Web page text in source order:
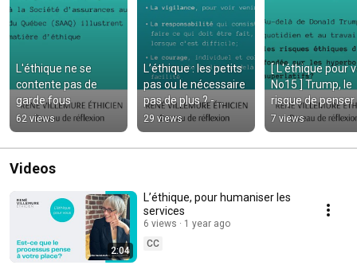
L'éthique ne se
contente pas de
garde fous
62 views
L’éthique : les petits
pas ou le nécessaire
pas de plus ? -
L'éthique  pour nous
No16
29 views
[ L'éthique pour
No15 ] Trump, le
risque de penser
hyperboles
7 views
Videos
2:04
L’éthique, pour humaniser les
services
6 views
1 year ago
CC